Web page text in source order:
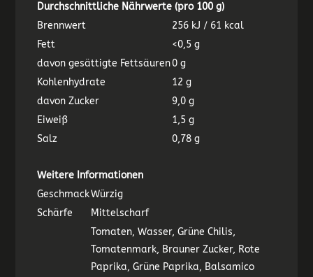
Durchschnittliche Nährwerte (pro 100 g)
Brennwert
256 kJ / 61 kcal
Fett
<0,5 g
davon gesättigte Fettsäuren0 g
Kohlenhydrate
12 g
davon Zucker
9,0 g
Eiweiß
1,5 g
Salz
0,78 g
Weitere Informationen
GeschmackWürzig
Schärfe
Mittelscharf
Tomaten, Wasser, Grüne Chilis,
Tomatenmark, Brauner Zucker, Rote
Paprika, Grüne Paprika, Balsamico